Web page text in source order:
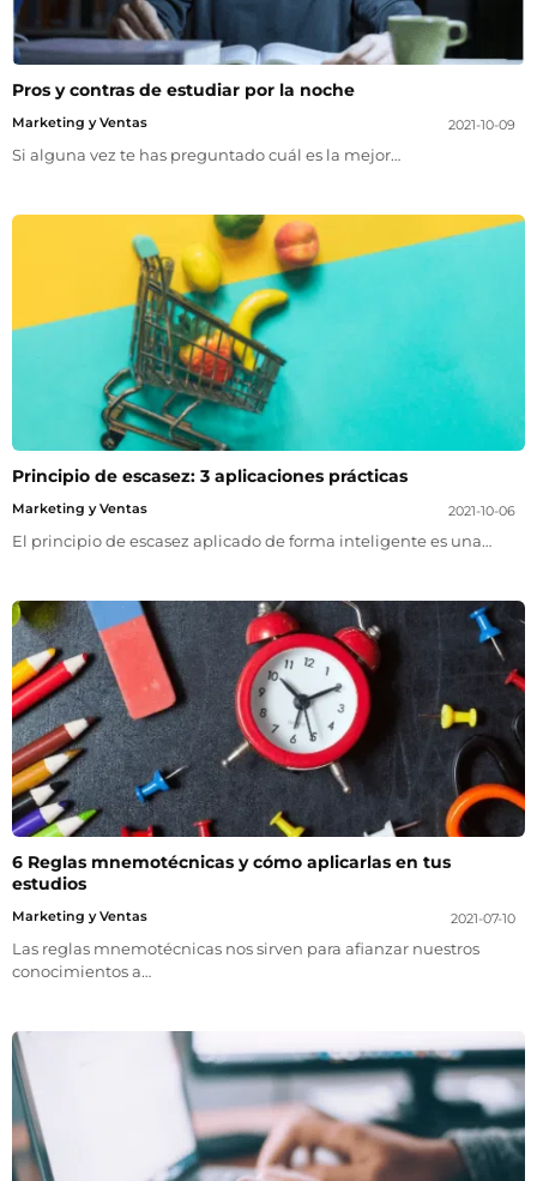
Pros y contras de estudiar por la noche
Marketing y Ventas 2021-10-09
Si alguna vez te has preguntado cuál es la mejor…
Principio de escasez: 3 aplicaciones prácticas
Marketing y Ventas 2021-10-06
El principio de escasez aplicado de forma inteligente es una…
6 Reglas mnemotécnicas y cómo aplicarlas en tus
estudios
Marketing y Ventas 2021-07-10
Las reglas mnemotécnicas nos sirven para afianzar nuestros
conocimientos a…